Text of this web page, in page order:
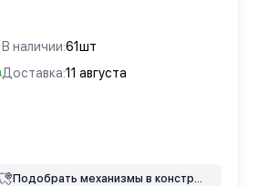
В наличии:61шт
Доставка:11 августа
Подобрать механизмы в конструкторе